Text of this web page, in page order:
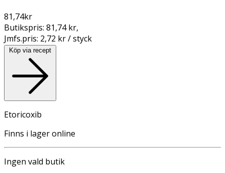
81,74kr
Butikspris: 81,74 kr,
Jmfs.pris: 2,72 kr / styck
Köp via recept
Etoricoxib
Finns i lager online
Ingen vald butik